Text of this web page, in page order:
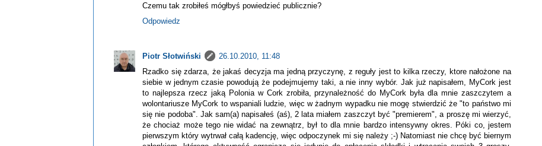
Czemu tak zrobiłeś mógłbyś powiedzieć publicznie?
Odpowiedz
Piotr Słotwiński
26.10.2010, 11:48
Rzadko się zdarza, że jakaś decyzja ma jedną przyczynę, z reguły jest to kilka rzeczy, ktore nałożone na
siebie w jednym czasie powodują że podejmujemy taki, a nie inny wybór. Jak już napisałem, MyCork jest
to najlepsza rzecz jaką Polonia w Cork zrobiła, przynależność do MyCork była dla mnie zaszczytem a
wolontariusze MyCork to wspaniali ludzie, więc w żadnym wypadku nie mogę stwierdzić że "to państwo mi
się nie podoba". Jak sam(a) napisałeś (aś), 2 lata miałem zaszczyt być "premierem", a proszę mi wierzyć,
że chociaż może tego nie widać na zewnątrz, był to dla mnie bardzo intensywny okres. Póki co, jestem
pierwszym który wytrwał całą kadencję, więc odpoczynek mi się należy ;-) Natomiast nie chcę być biernym